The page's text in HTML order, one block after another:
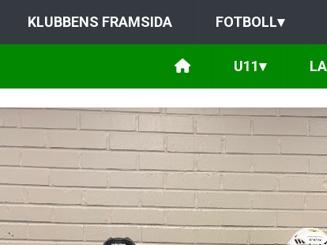
KLUBBENS FRAMSIDA FOTBOLL▾
U11▾